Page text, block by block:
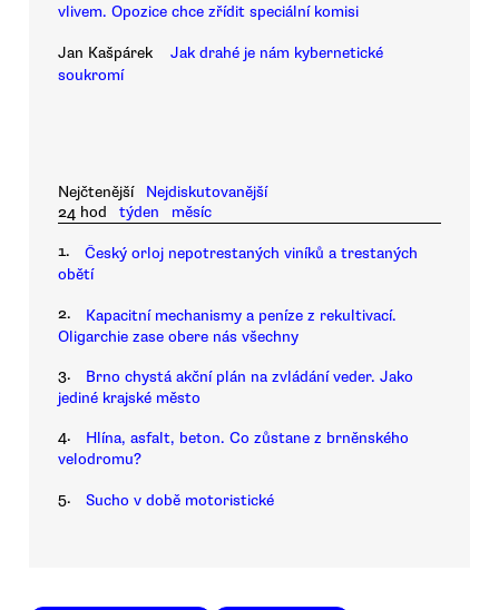
vlivem. Opozice chce zřídit speciální komisi
Jan Kašpárek
Jak drahé je nám kybernetické
soukromí
Nejčtenější
Nejdiskutovanější
24 hod
týden měsíc
1.
Český orloj nepotrestaných viníků a trestaných
obětí
2.
Kapacitní mechanismy a peníze z rekultivací.
Oligarchie zase obere nás všechny
3.
Brno chystá akční plán na zvládání veder. Jako
jediné krajské město
4.
Hlína, asfalt, beton. Co zůstane z brněnského
velodromu?
5. Sucho v době motoristické